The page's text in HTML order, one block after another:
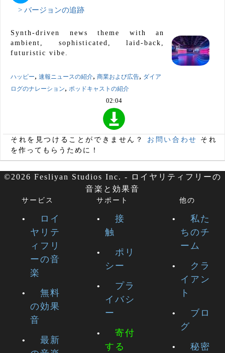
> バージョンの追跡
Synth-driven news theme with an
ambient, sophisticated, laid-back,
futuristic vibe.
ハッピー, 速報ニュースの紹介, 商業および広告, ダイア
ログのナレーション, ポッドキャストの紹介
02:04
それを見つけることができません？ お問い合わせ
それ
を作ってもらうために！
©2026 Fesliyan Studios Inc. - ロイヤリティフリーの
音楽と効果音
サービス
ロイ
ヤリテ
ィフリ
ーの音
楽
無料
の効果
音
最新
サポート
接
触
ポリ
シー
プラ
イバシ
ー
寄付
する
他の
私た
ちのチ
ーム
クラ
イアン
ト
ブロ
グ
秘密